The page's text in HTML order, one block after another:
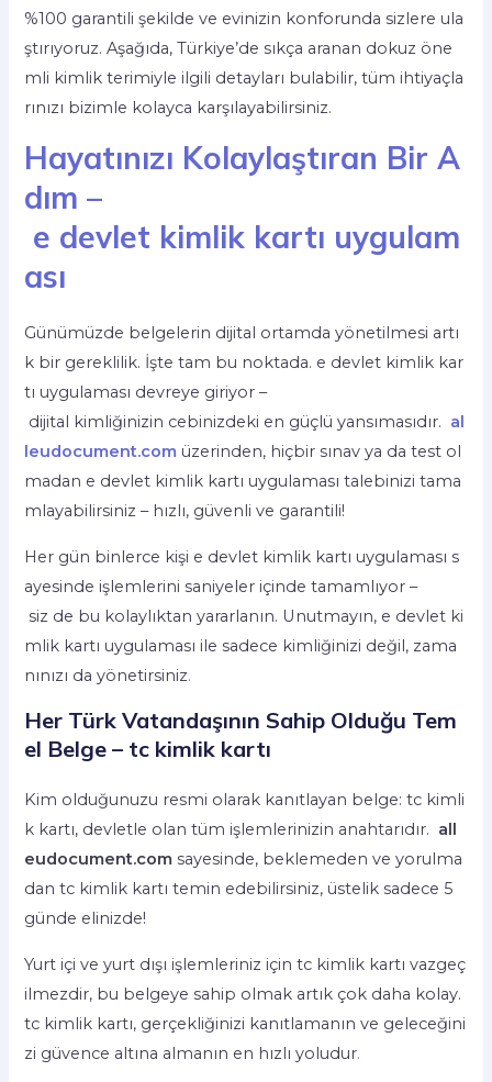
%100 garantili şekilde ve evinizin konforunda sizlere ula
ştırıyoruz. Aşağıda, Türkiye’de sıkça aranan dokuz öne
mli kimlik terimiyle ilgili detayları bulabilir, tüm ihtiyaçla
rınızı bizimle kolayca karşılayabilirsiniz.
Hayatınızı Kolaylaştıran Bir A
dım –
e devlet kimlik kartı uygulam
ası
Günümüzde belgelerin dijital ortamda yönetilmesi artı
k bir gereklilik. İşte tam bu noktada. e devlet kimlik kar
tı uygulaması devreye giriyor –
dijital kimliğinizin cebinizdeki en güçlü yansımasıdır. al
leudocument.com üzerinden, hiçbir sınav ya da test ol
madan e devlet kimlik kartı uygulaması talebinizi tama
mlayabilirsiniz – hızlı, güvenli ve garantili!
Her gün binlerce kişi e devlet kimlik kartı uygulaması s
ayesinde işlemlerini saniyeler içinde tamamlıyor –
siz de bu kolaylıktan yararlanın. Unutmayın, e devlet ki
mlik kartı uygulaması ile sadece kimliğinizi değil, zama
nınızı da yönetirsiniz.
Her Türk Vatandaşının Sahip Olduğu Tem
el Belge – tc kimlik kartı
Kim olduğunuzu resmi olarak kanıtlayan belge: tc kimli
k kartı, devletle olan tüm işlemlerinizin anahtarıdır. all
eudocument.com sayesinde, beklemeden ve yorulma
dan tc kimlik kartı temin edebilirsiniz, üstelik sadece 5
günde elinizde!
Yurt içi ve yurt dışı işlemleriniz için tc kimlik kartı vazgeç
ilmezdir, bu belgeye sahip olmak artık çok daha kolay.
tc kimlik kartı, gerçekliğinizi kanıtlamanın ve geleceğini
zi güvence altına almanın en hızlı yoludur.